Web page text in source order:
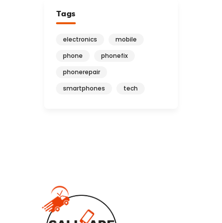
Tags
electronics
mobile
phone
phonefix
phonerepair
smartphones
tech